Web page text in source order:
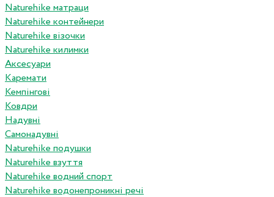
Naturehike матраци
Naturehike контейнери
Naturehike візочки
Naturehike килимки
Аксесуари
Каремати
Кемпінгові
Ковдри
Надувні
Самонадувні
Naturehike подушки
Naturehike взуття
Naturehike водний спорт
Naturehike водонепроникні речі